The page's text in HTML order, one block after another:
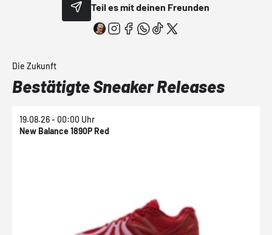
Teil es mit deinen Freunden
Die Zukunft
Bestätigte Sneaker Releases
19.08.26 - 00:00 Uhr
New Balance 1890P Red